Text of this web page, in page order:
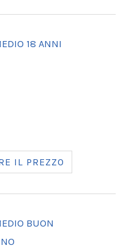
18 ANNI
IL PREZZO
BUON